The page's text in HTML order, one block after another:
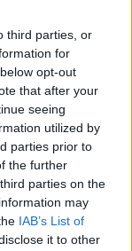
third parties, or
for
opt-out
that after your
seeing
utilized by
parties prior to
the further
parties on the
may
IAB’s List of
it to other
Sarebbe come
Brambilla parla di
mila “signori” si
la caccia noi
la volontà
L’esuberanza di
l’anziano
con due gatti
sono una
invece, per
i cavalli e
L’incontro della